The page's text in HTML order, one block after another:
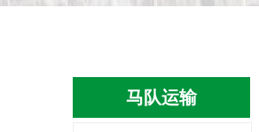
马队运输